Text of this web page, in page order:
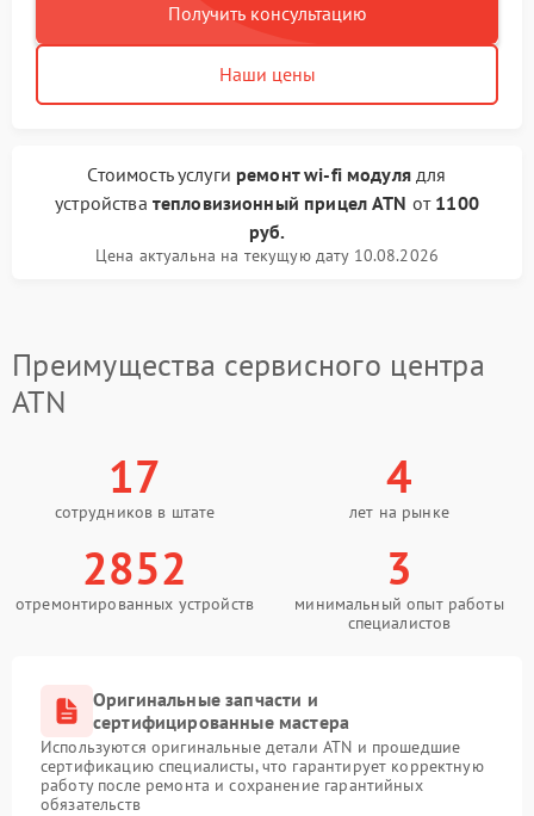
Получить консультацию
Наши цены
Стоимость услуги ремонт wi-fi модулядля
устройства тепловизионный прицел ATN от 1100
руб.
Цена актуальна на текущую дату 10.08.2026
Преимущества сервисного центра
ATN
17
сотрудников в штате
4
лет на рынке
2852
отремонтированных устройств
3
минимальный опыт работы
специалистов
Оригинальные запчасти и
сертифицированные мастера
Используются оригинальные детали ATN и прошедшие
сертификацию специалисты, что гарантирует корректную
работу после ремонта и сохранение гарантийных
обязательств